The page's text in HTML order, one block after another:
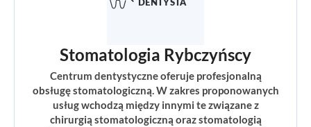
Stomatologia Rybczyńscy
Centrum dentystyczne oferuje profesjonalną
obsługę stomatologiczną. W zakres proponowanych
usług wchodzą między innymi te związane z
chirurgią stomatologiczną oraz stomatologią